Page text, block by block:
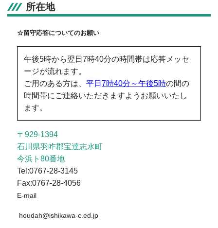
所在地
☆留守応答についてのお願い
午後5時から翌日7時40分の時間帯は応答メッセ
ージが流れます。
ご用のある方は、 平日 7時40分～午後5時の間の
時間帯にご連絡いただきますようお願いいたし
ます。
〒929-1394
石川県羽咋郡宝達志水町
今浜ト80番地
Tel:0767-28-3145
Fax:0767-28-4056
E-mail
houdah@ishikawa-c.ed.jp